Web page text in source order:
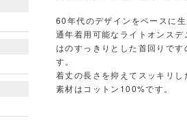
60年代のデザインをベースに生
通年着用可能なライトオンス
はのすっきりとした首回りで
す。
着丈の長さを抑えてスッキリし
素材はコットン100%です。